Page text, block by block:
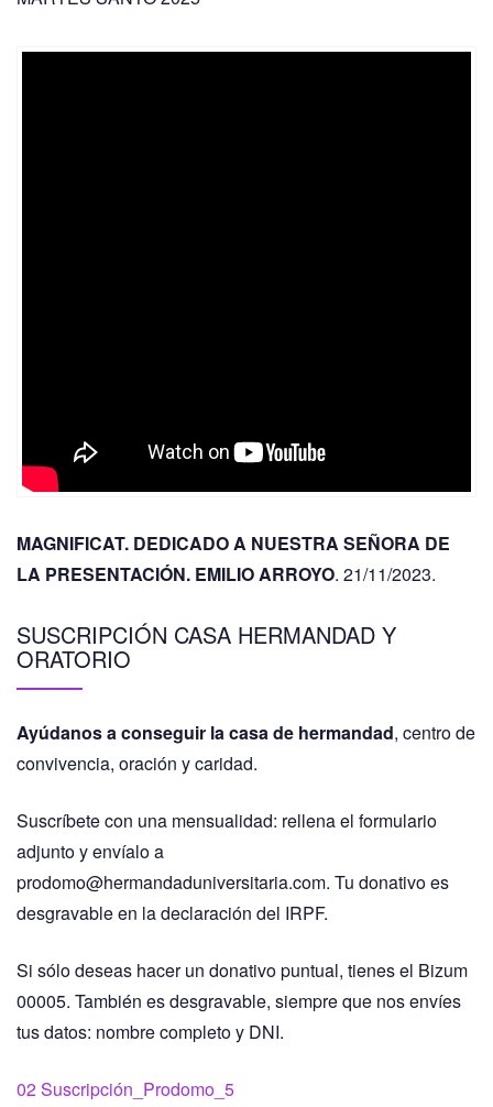
MAGNIFICAT. DEDICADO A NUESTRA SEÑORA DE
LA PRESENTACIÓN. EMILIO ARROYO. 21/11/2023.
SUSCRIPCIÓN CASA HERMANDAD Y
ORATORIO
Ayúdanos a conseguir la casa de hermandad, centro de
convivencia, oración y caridad.
Suscríbete con una mensualidad: rellena el formulario
adjunto y envíalo a
prodomo@hermandaduniversitaria.com. Tu donativo es
desgravable en la declaración del IRPF.
Si sólo deseas hacer un donativo puntual, tienes el Bizum
00005. También es desgravable, siempre que nos envíes
tus datos: nombre completo y DNI.
02 Suscripción_Prodomo_5